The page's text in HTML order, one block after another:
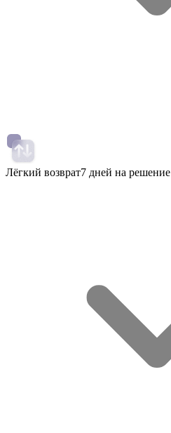
Лёгкий возврат7 дней на решение